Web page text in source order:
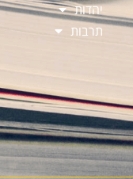
יהדות
תרבות